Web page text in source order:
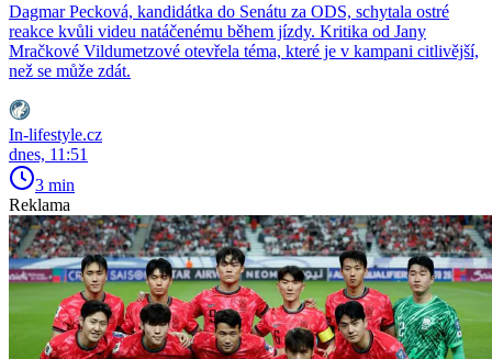
Dagmar Pecková, kandidátka do Senátu za ODS, schytala ostré
reakce kvůli videu natáčenému během jízdy. Kritika od Jany
Mračkové Vildumetzové otevřela téma, které je v kampani citlivější,
než se může zdát.
In-lifestyle.cz
dnes, 11:51
3 min
Reklama